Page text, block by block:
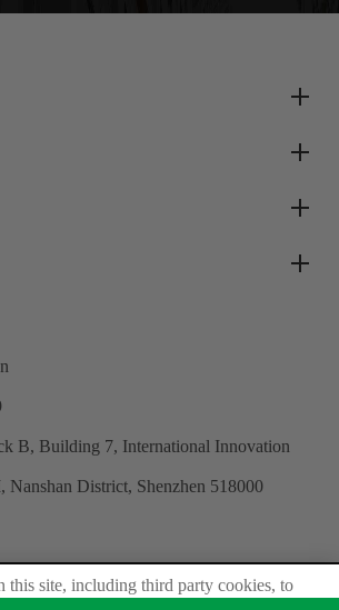
B, Building 7, International Innovation
Nanshan District, Shenzhen 518000
©Shenzhen Geshem Technology Co., Ltd.
this site, including third party cookies, to